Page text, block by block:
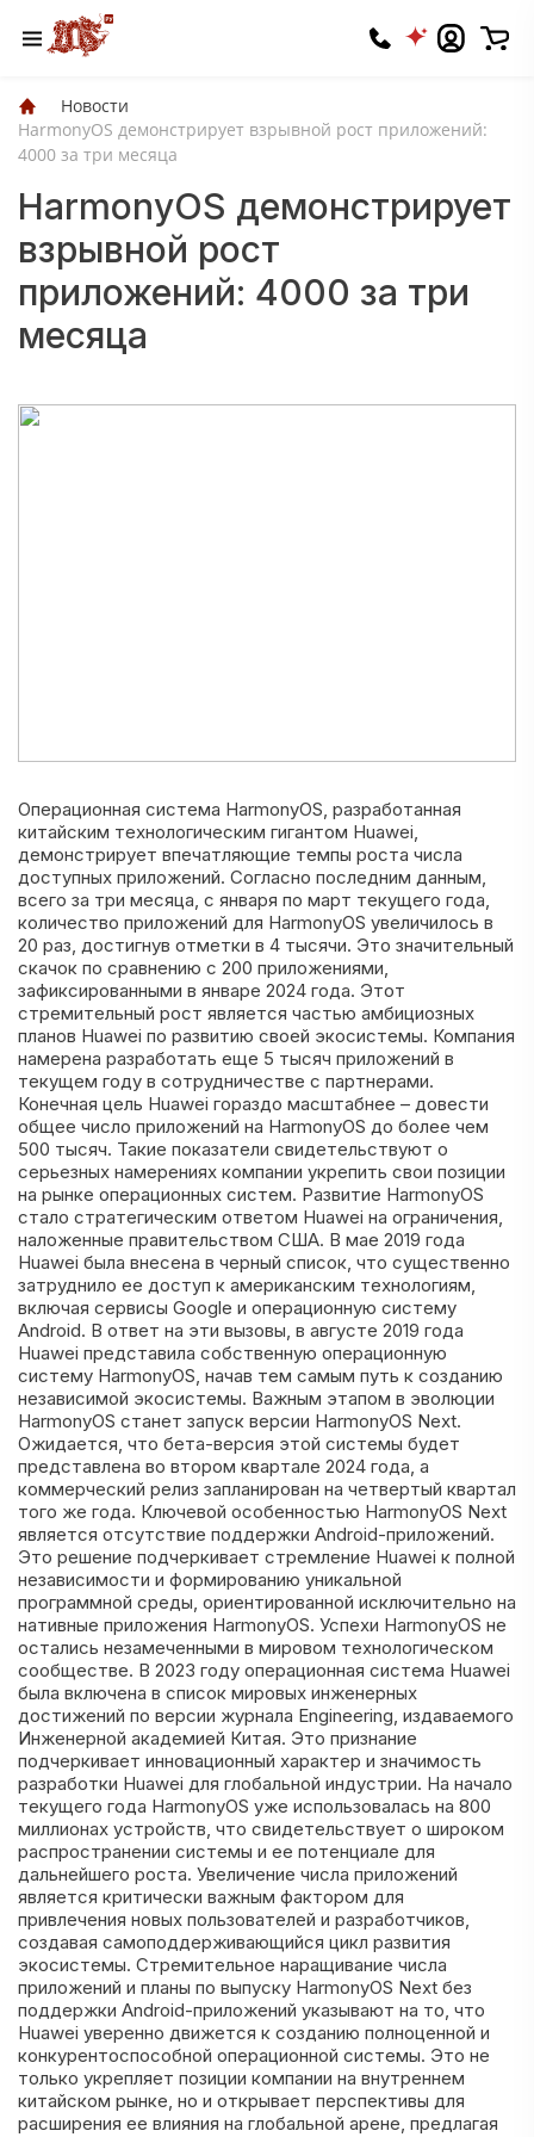
Новости
HarmonyOS демонстрирует взрывной рост приложений:
4000 за три месяца
HarmonyOS демонстрирует
взрывной рост
приложений: 4000 за три
месяца
Операционная система HarmonyOS, разработанная
китайским технологическим гигантом Huawei,
демонстрирует впечатляющие темпы роста числа
доступных приложений. Согласно последним данным,
всего за три месяца, с января по март текущего года,
количество приложений для HarmonyOS увеличилось в
20 раз, достигнув отметки в 4 тысячи. Это значительный
скачок по сравнению с 200 приложениями,
зафиксированными в январе 2024 года. Этот
стремительный рост является частью амбициозных
планов Huawei по развитию своей экосистемы. Компания
намерена разработать еще 5 тысяч приложений в
текущем году в сотрудничестве с партнерами.
Конечная цель Huawei гораздо масштабнее – довести
общее число приложений на HarmonyOS до более чем
500 тысяч. Такие показатели свидетельствуют о
серьезных намерениях компании укрепить свои позиции
на рынке операционных систем. Развитие HarmonyOS
стало стратегическим ответом Huawei на ограничения,
наложенные правительством США. В мае 2019 года
Huawei была внесена в черный список, что существенно
затруднило ее доступ к американским технологиям,
включая сервисы Google и операционную систему
Android. В ответ на эти вызовы, в августе 2019 года
Huawei представила собственную операционную
систему HarmonyOS, начав тем самым путь к созданию
независимой экосистемы. Важным этапом в эволюции
HarmonyOS станет запуск версии HarmonyOS Next.
Ожидается, что бета-версия этой системы будет
представлена во втором квартале 2024 года, а
коммерческий релиз запланирован на четвертый квартал
того же года. Ключевой особенностью HarmonyOS Next
является отсутствие поддержки Android-приложений.
Это решение подчеркивает стремление Huawei к полной
независимости и формированию уникальной
программной среды, ориентированной исключительно на
нативные приложения HarmonyOS. Успехи HarmonyOS не
остались незамеченными в мировом технологическом
сообществе. В 2023 году операционная система Huawei
была включена в список мировых инженерных
достижений по версии журнала Engineering, издаваемого
Инженерной академией Китая. Это признание
подчеркивает инновационный характер и значимость
разработки Huawei для глобальной индустрии. На начало
текущего года HarmonyOS уже использовалась на 800
миллионах устройств, что свидетельствует о широком
распространении системы и ее потенциале для
дальнейшего роста. Увеличение числа приложений
является критически важным фактором для
привлечения новых пользователей и разработчиков,
создавая самоподдерживающийся цикл развития
экосистемы. Стремительное наращивание числа
приложений и планы по выпуску HarmonyOS Next без
поддержки Android-приложений указывают на то, что
Huawei уверенно движется к созданию полноценной и
конкурентоспособной операционной системы. Это не
только укрепляет позиции компании на внутреннем
китайском рынке, но и открывает перспективы для
расширения ее влияния на глобальной арене, предлагая